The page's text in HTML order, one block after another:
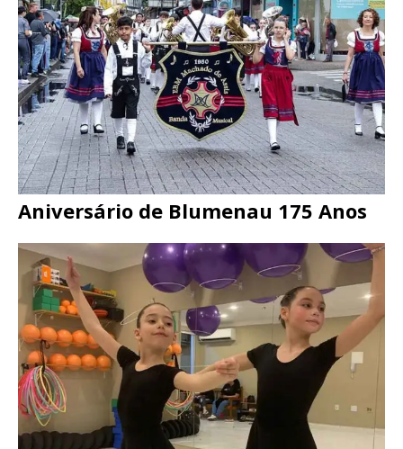
Aniversário de Blumenau 175 Anos